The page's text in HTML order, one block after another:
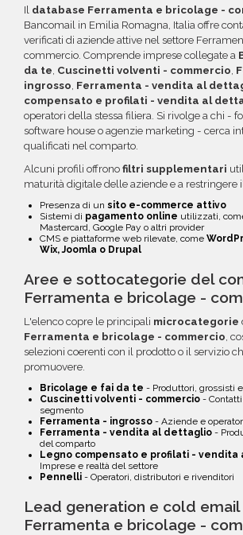
maggiori informazioni su come
questa opzione.
Il database Ferramenta e bricolage -
Bancomail in Emilia Romagna, Italia offre
verificati di aziende attive nel settore
commercio. Comprende imprese collegate a
da te, Cuscinetti volventi - commercio,
ingrosso, Ferramenta - vendita al
compensato e profilati - vendita al
operatori della stessa filiera. Si rivolge a chi -
software house o agenzie marketing - cerca
qualificati nel comparto.
Alcuni profili offrono filtri supplementari
maturità digitale delle aziende e a restringere
Presenza di un sito e-commerce attivo
Sistemi di pagamento online utilizzati,
Mastercard, Google Pay o altri provider
CMS e piattaforme web rilevate, come
Wix, Joomla o Drupal
Aree e sottocategorie del
Ferramenta e bricolage -
L'elenco copre le principali microcategorie
Ferramenta e bricolage - commercio,
selezioni coerenti con il prodotto o il servizio
promuovere.
Bricolage e fai da te - Produttori, grossisti
Cuscinetti volventi - commercio -
segmento
Ferramenta - ingrosso - Aziende e
Ferramenta - vendita al dettaglio -
del comparto
Legno compensato e profilati -
Imprese e realtà del settore
Pennelli - Operatori, distributori e rivenditori
Lead generation e cold
Ferramenta e bricolage -